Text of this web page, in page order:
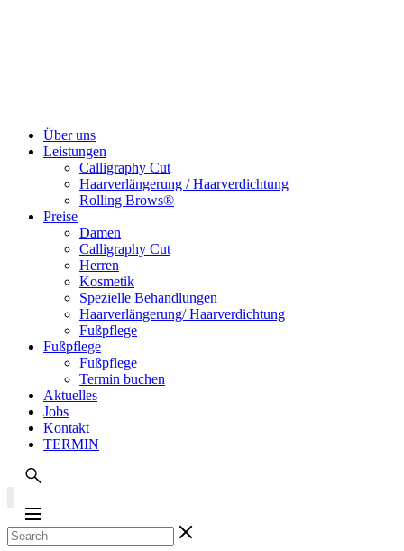
Über uns
Leistungen
Calligraphy Cut
Haarverlängerung / Haarverdichtung
Rolling Brows®
Preise
Damen
Calligraphy Cut
Herren
Kosmetik
Spezielle Behandlungen
Haarverlängerung/ Haarverdichtung
Fußpflege
Fußpflege
Fußpflege
Termin buchen
Aktuelles
Jobs
Kontakt
TERMIN